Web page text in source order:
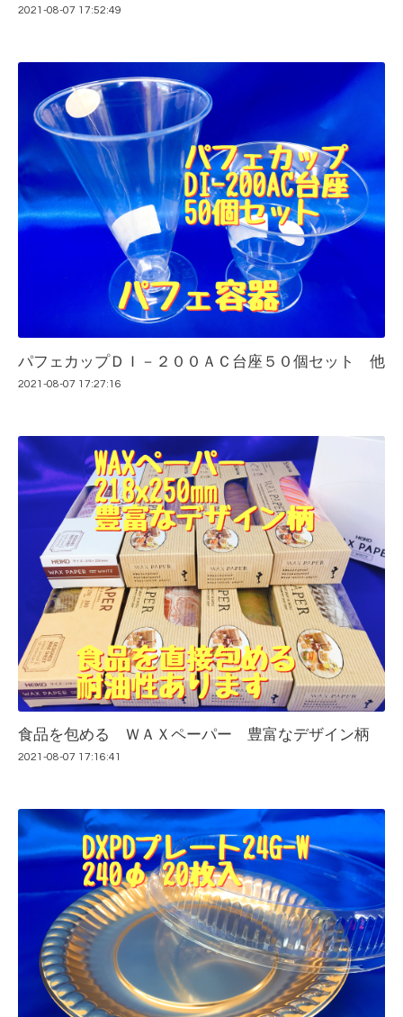
2021-08-07 17:52:49
パフェカップＤＩ－２００ＡＣ台座５０個セット 他
2021-08-07 17:27:16
食品を包める ＷＡＸペーパー 豊富なデザイン柄
2021-08-07 17:16:41